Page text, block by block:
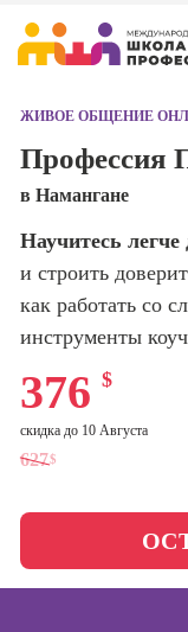
Школа дизайна
Школа актерского
мастерства
Школа бизнеса и
управления
Фотошкола
Школа медиа
ЖИВОЕ ОБЩЕНИЕ
Профессия
в Намангане
Научитесь легче
и строить
как работать со
инструменты
627$
376 $
скидка до 10 Августа